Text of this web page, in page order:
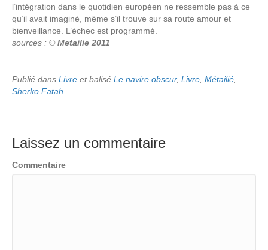
l’intégration dans le quotidien européen ne ressemble pas à ce
qu’il avait imaginé, même s’il trouve sur sa route amour et
bienveillance. L’échec est programmé.
sources : ©Metailie 2011
Publié dans Livre et balisé Le navire obscur, Livre Métailié
Sherko Fatah
Laissez un commentaire
Commentaire